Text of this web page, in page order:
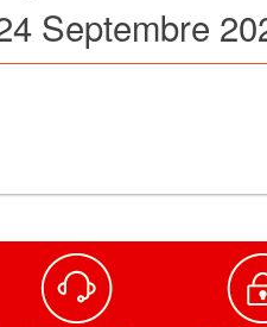
Septembre